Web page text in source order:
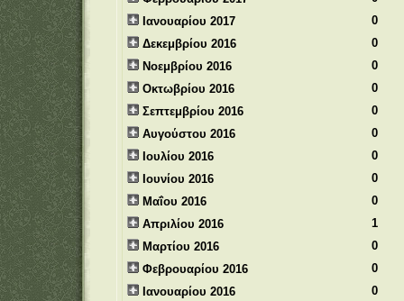
Ιανουαρίου 2017
0
Δεκεμβρίου 2016
0
Νοεμβρίου 2016
0
Οκτωβρίου 2016
0
Σεπτεμβρίου 2016
0
Αυγούστου 2016
0
Ιουλίου 2016
0
Ιουνίου 2016
0
Μαΐου 2016
0
Απριλίου 2016
1
Μαρτίου 2016
0
Φεβρουαρίου 2016
0
Ιανουαρίου 2016
0